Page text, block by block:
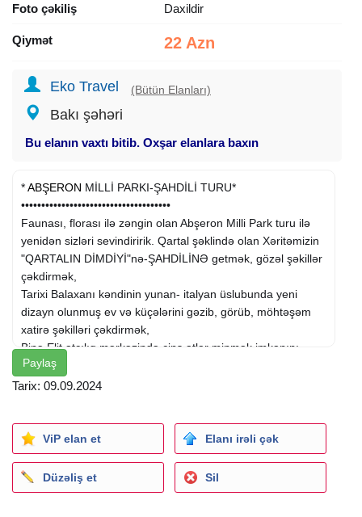
Foto çəkiliş Daxildir
Qiymət 22 Azn
Eko Travel (Bütün Elanları)
Bakı şəhəri
Bu elanın vaxtı bitib. Oxşar elanlara baxın
*ABŞERON MİLLİ PARKI-ŞAHDİLİ TURU*
•••••••••••••••••••••••••••••••••••••
Faunası, florası ilə zəngin olan Abşeron Milli Park turu ilə
yenidən sizləri sevindiririk. Qartal şəklində olan Xəritəmizin
"QARTALIN DİMDİYİ"nə-ŞAHDİLİNƏ getmək, gözəl şəkillər
çəkdirmək,
Tarixi Balaxanı kəndinin yunan- italyan üslubunda yeni
dizayn olunmuş ev və küçələrini gəzib, görüb, möhtəşəm
xatirə şəkilləri çəkdirmək,
Binə Elit atçılıq mərkəzində cins atlar minmək imkanını
qaçırmayın.
==
*Qiymətə daxildir:*
●Komforlu nəqliyyat
●Peşəkar və gülərüz tur rəhbəri
●Milli Parka giriş bileti
Paylaş
Tarix: 09.09.2024
ViP elan et Elanı irəli çək
Düzəliş et Sil